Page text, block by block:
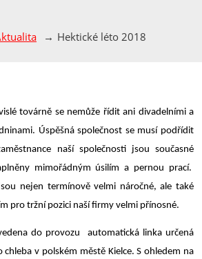
Hektické léto 2018
továrně se nemůže řídit ani divadelními a
Úspěšná společnost se musí podřídit
naší společnosti jsou současné
mimořádným úsilím a pernou prací.
nejen termínově velmi náročné, ale také
pro tržní pozici naší firmy velmi přínosné.
do provozu automatická linka určená
v polském městě Kielce. S ohledem na